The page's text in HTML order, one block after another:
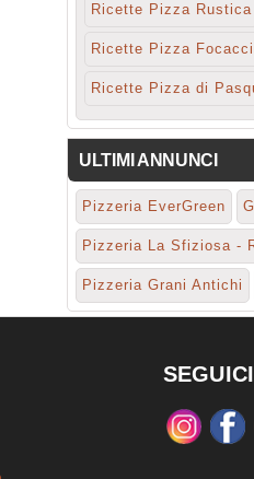
Ricette Pizza Rustica
Ricette Pizza
Ricette Pizza di
ULTIMI ANNUNCI
Pizzeria EverGreen
Pizzeria La Sfiziosa -
Pizzeria Grani Antichi